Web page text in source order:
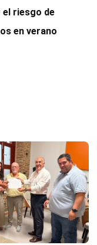
el riesgo de
en verano